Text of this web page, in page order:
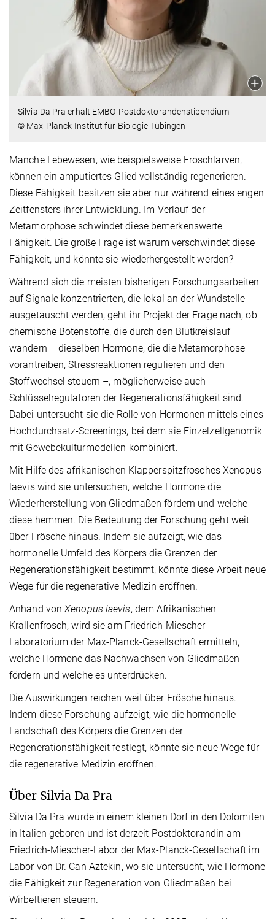
Silvia Da Pra erhält EMBO-Postdoktorandenstipendium
© Max-Planck-Institut für Biologie Tübingen
Manche Lebewesen, wie beispielsweise Froschlarven,
können ein amputiertes Glied vollständig regenerieren.
Diese Fähigkeit besitzen sie aber nur während eines engen
Zeitfensters ihrer Entwicklung. Im Verlauf der
Metamorphose schwindet diese bemerkenswerte
Fähigkeit. Die große Frage ist warum verschwindet diese
Fähigkeit, und könnte sie wiederhergestellt werden?
Während sich die meisten bisherigen Forschungsarbeiten
auf Signale konzentrierten, die lokal an der Wundstelle
ausgetauscht werden, geht ihr Projekt der Frage nach, ob
chemische Botenstoffe, die durch den Blutkreislauf
wandern – dieselben Hormone, die die Metamorphose
vorantreiben, Stressreaktionen regulieren und den
Stoffwechsel steuern –, möglicherweise auch
Schlüsselregulatoren der Regenerationsfähigkeit sind.
Dabei untersucht sie die Rolle von Hormonen mittels eines
Hochdurchsatz-Screenings, bei dem sie Einzelzellgenomik
mit Gewebekulturmodellen kombiniert.
Mit Hilfe des afrikanischen Klapperspitzfrosches Xenopus
laevis wird sie untersuchen, welche Hormone die
Wiederherstellung von Gliedmaßen fördern und welche
diese hemmen. Die Bedeutung der Forschung geht weit
über Frösche hinaus. Indem sie aufzeigt, wie das
hormonelle Umfeld des Körpers die Grenzen der
Regenerationsfähigkeit bestimmt, könnte diese Arbeit neue
Wege für die regenerative Medizin eröffnen.
Anhand vonXenopus laevis, dem Afrikanischen
Krallenfrosch, wird sie am Friedrich-Miescher-
Laboratorium der Max-Planck-Gesellschaft ermitteln,
welche Hormone das Nachwachsen von Gliedmaßen
fördern und welche es unterdrücken.
Die Auswirkungen reichen weit über Frösche hinaus.
Indem diese Forschung aufzeigt, wie die hormonelle
Landschaft des Körpers die Grenzen der
Regenerationsfähigkeit festlegt, könnte sie neue Wege für
die regenerative Medizin eröffnen.
Über Silvia Da Pra
Silvia Da Pra wurde in einem kleinen Dorf in den Dolomiten
in Italien geboren und ist derzeit Postdoktorandin am
Friedrich-Miescher-Labor der Max-Planck-Gesellschaft im
Labor von Dr. Can Aztekin, wo sie untersucht, wie Hormone
die Fähigkeit zur Regeneration von Gliedmaßen bei
Wirbeltieren steuern.